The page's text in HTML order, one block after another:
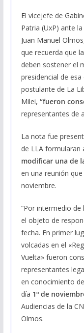
El vicejefe de
Patria (UxP) ante
Juan Manuel
que recuerda que
deben sostener el
presidencial de
postulante de La
Milei, “fueron
representantes de
La nota fue
de LLA formularan
modificar una de
en una reunión
noviembre.
“Por intermedio
el objeto de
fecha. En primer
volcadas en el
Vuelta» fueron
representantes
en conocimiento
día 1º de
Audiencias de la
Olmos.